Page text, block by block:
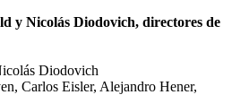
Diodovich
Carlos Eisler, Alejandro Hener,